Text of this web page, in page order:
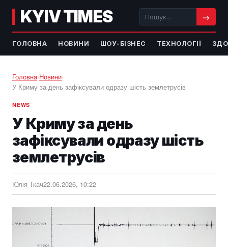
KYIV TIMES →
ГОЛОВНА НОВИНИ ШОУ-БІЗНЕС ТЕХНОЛОГІЇ
Головна›Новини›
У Криму за день зафіксували одразу шість землетрусів
NEWS
У Криму за день
зафіксували одразу шість
землетрусів
Юлія Ткач22.06.2026, 10:22